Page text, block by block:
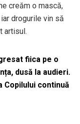
creăm o mască,
drogurile vin să
artisul.
fiica pe o
dusă la audieri.
Copilului continuă